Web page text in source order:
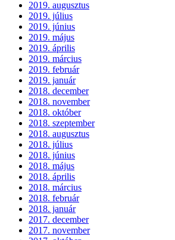
2019. augusztus
2019. július
2019. június
2019. május
2019. április
2019. március
2019. február
2019. január
2018. december
2018. november
2018. október
2018. szeptember
2018. augusztus
2018. július
2018. június
2018. május
2018. április
2018. március
2018. február
2018. január
2017. december
2017. november